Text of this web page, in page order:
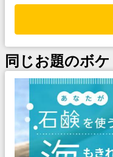
同じお題のボケ